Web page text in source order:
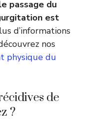
passage du
est
d’informations
nos
physique du
de
?